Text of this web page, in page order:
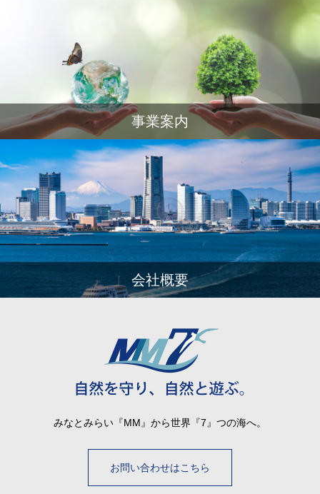
事業案内
会社概要
みなとみらい『MM』から世界『7』つの海へ。
お問い合わせはこちら